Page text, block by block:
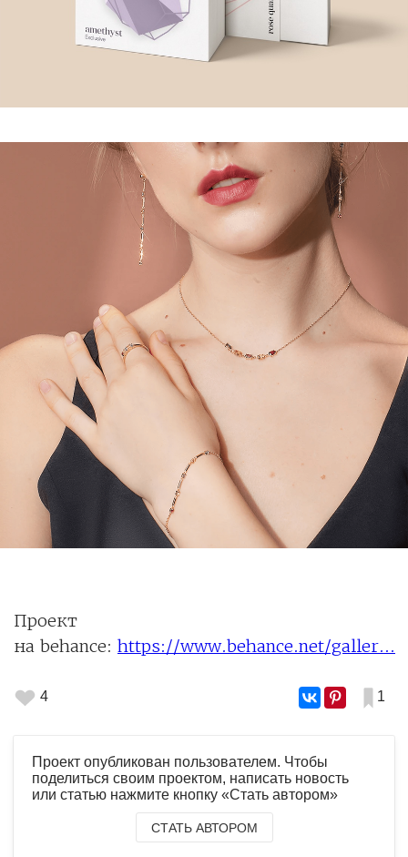
Проект
на behance: https://www.behance.net/galler...
4 1
Проект опубликован пользователем. Чтобы
поделиться своим проектом, написать новость
или статью нажмите кнопку «Стать автором»
СТАТЬ АВТОРОМ